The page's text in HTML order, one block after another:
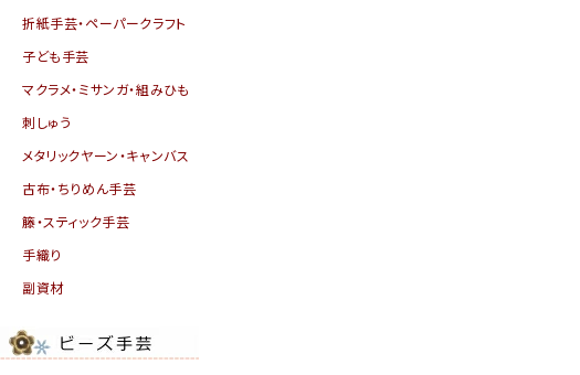
折紙手芸・ペーパークラフト
子ども手芸
マクラメ・ミサンガ・組みひも
刺しゅう
メタリックヤーン・キャンバス
古布・ちりめん手芸
籐・スティック手芸
手織り
副資材